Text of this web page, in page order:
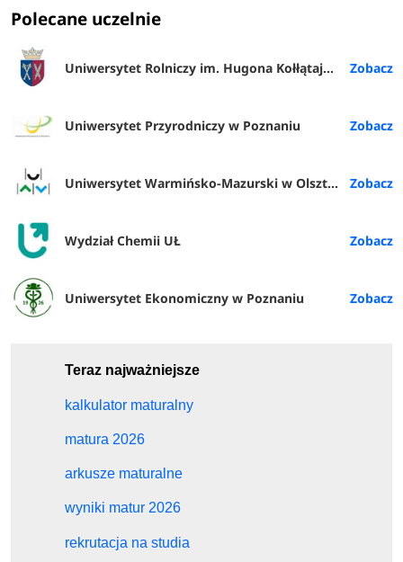
Polecane uczelnie
Uniwersytet Rolniczy im. Hugona Kołłątaja w Krakowie
Uniwersytet Przyrodniczy w Poznaniu
Uniwersytet Warmińsko-Mazurski w Olsztynie
Wydział Chemii UŁ
Uniwersytet Ekonomiczny w Poznaniu
Teraz najważniejsze
kalkulator maturalny
matura 2026
arkusze maturalne
wyniki matur 2026
rekrutacja na studia